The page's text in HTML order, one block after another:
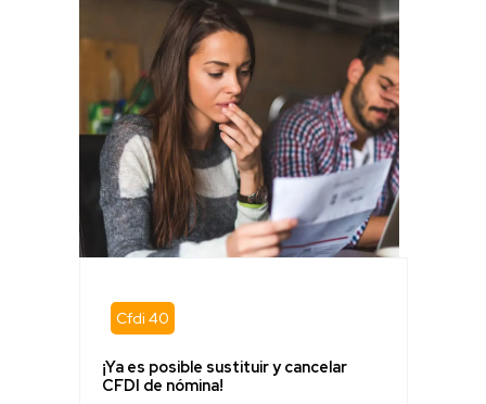
Cfdi 40
¡Ya es posible sustituir y cancelar
CFDI de nómina!